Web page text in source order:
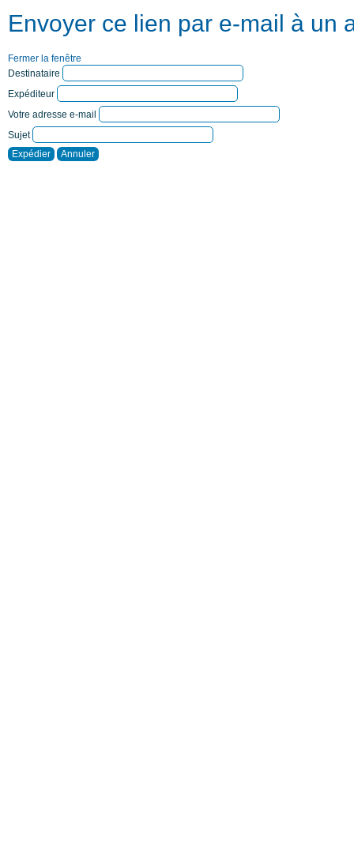
Envoyer ce lien par e-mail à un
Fermer la fenêtre
Destinataire
Expéditeur
Votre adresse e-mail
Sujet
Expédier
Annuler